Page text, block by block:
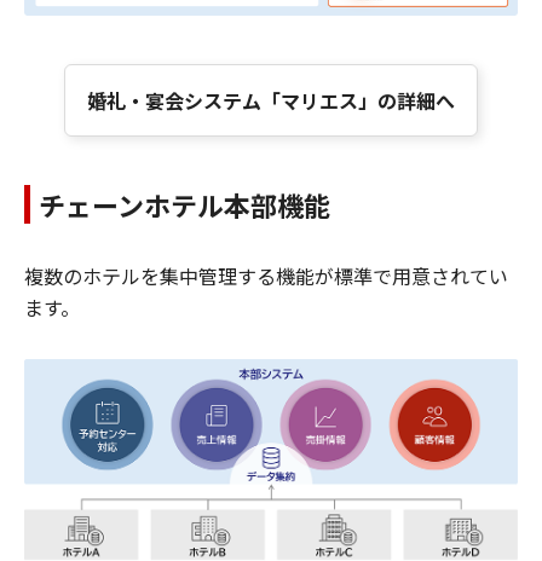
婚礼・宴会システム「マリエス」の詳細へ
チェーンホテル本部機能
複数のホテルを集中管理する機能が標準で用意されてい
ます。